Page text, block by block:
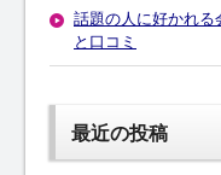
話題の人に好かれ
と口コミ
最近の投稿